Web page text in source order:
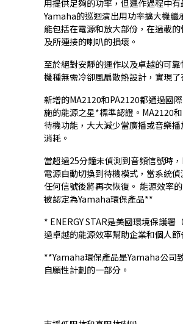
用提供足夠的功率，但運作過程中
Yamaha的巡迴演出用功率擴大機繼
能包括在電源和放大部份，在過載
及所連接的喇叭的損壞。
至於絕對安靜的運作以及卓越的可靠
機種無需冷卻風扇散熱設計，實現了
新增的MA2120和PA2120都通過國
施的能源之星*標準認證。MA2120
待機功能，大大減少當廣播或音樂
消耗。
當超過25分鐘未偵測到音頻信號時
電源自動切換到待機模式，當系統
任何信號後將再次恢復。 能源效率
被認定為Yamaha環保產品**
* ENERGY STAR是美國環境保護署
過卓越的能源效率幫助企業和個人節
**Yamaha環保產品是Yamaha公司
自願性計劃的一部分。